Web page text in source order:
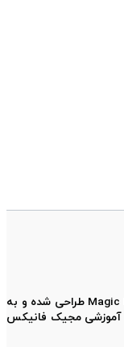
این گواهینامه صرفا برای دوره آموزشی Magic Phonics طراحی شده و به
آموزشی مجیک فانیکس